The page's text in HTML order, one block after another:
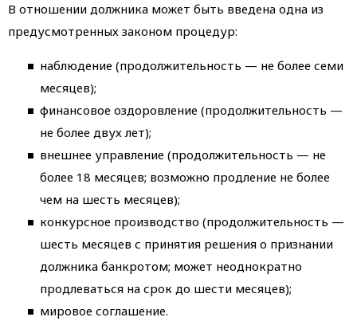
В отношении должника может быть введена одна из
предусмотренных законом процедур:
наблюдение (продолжительность — не более семи
месяцев);
финансовое оздоровление (продолжительность —
не более двух лет);
внешнее управление (продолжительность — не
более 18 месяцев; возможно продление не более
чем на шесть месяцев);
конкурсное производство (продолжительность —
шесть месяцев с принятия решения о признании
должника банкротом; может неоднократно
продлеваться на срок до шести месяцев);
мировое соглашение.